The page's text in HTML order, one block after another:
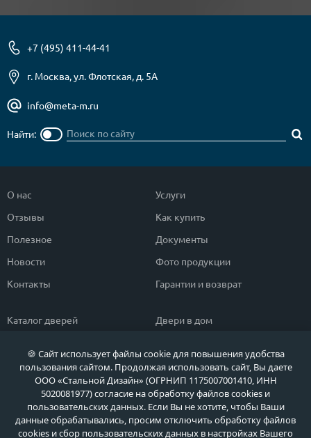
+7 (495) 411-44-41
г. Москва, ул. Флотская, д. 5А
info@meta-m.ru
Найти:
О нас
Отзывы
Полезное
Новости
Контакты
Услуги
Как купить
Документы
Фото продукции
Гарантии и возврат
Каталог дверей
Популярные двери
Быстрый подбор двери
Двери класса ЭКОНОМ
Двери в дом
Двери в квартиру
Тамбурные двери
Противопожарные двери
🍪 Сайт использует файлы cookie для повышения удобства
пользования сайтом. Продолжая использовать сайт, Вы даете
ООО «Стальной Дизайн» (ОГРНИП 1175007001410, ИНН
5020081977) согласие на обработку файлов cookies и
пользовательских данных. Если Вы не хотите, чтобы Ваши
данные обрабатывались, просим отключить обработку файлов
cookies и сбор пользовательских данных в настройках Вашего